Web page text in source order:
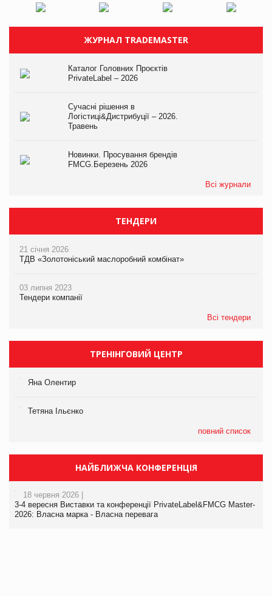
ЖУРНАЛ TRADEMASTER
Каталог Головних Проєктів
PrivateLabel – 2026
Сучасні рішення в
Логістиці&Дистрибуції – 2026.
Травень
Новинки. Просування брендів
FMCG.Березень 2026
Всі журнали
ТЕНДЕРИ
21 січня 2026
ТДВ «Золотоніський маслоробний комбінат»
03 липня 2023
Тендери компанії
Всі тендери
ТРЕНІНГОВИЙ ЦЕНТР
Яна Олентир
Тетяна Ільєнко
повний список
НАЙБЛИЖЧА КОНФЕРЕНЦІЯ
18 червня 2026 |
3-4 вересня Виставки та конференції PrivateLabel&FMCG Master-
2026: Власна марка - Власна перевага